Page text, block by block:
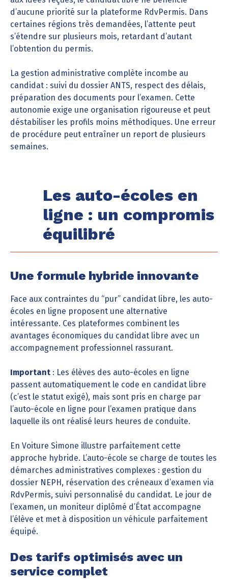
d’aucune priorité sur la plateforme RdvPermis. Dans
certaines régions très demandées, l’attente peut
s’étendre sur plusieurs mois, retardant d’autant
l’obtention du permis.
La gestion administrative complète incombe au
candidat : suivi du dossier ANTS, respect des délais,
préparation des documents pour l’examen. Cette
autonomie exige une organisation rigoureuse et peut
déstabiliser les profils moins méthodiques. Une erreur
de procédure peut entraîner un report de plusieurs
semaines.
Les auto-écoles en
ligne : un compromis
équilibré
Une formule hybride innovante
Face aux contraintes du “pur” candidat libre, les auto-
écoles en ligne proposent une alternative
intéressante. Ces plateformes combinent les
avantages économiques du candidat libre avec un
accompagnement professionnel rassurant.
Important : Les élèves des auto-écoles en ligne
passent automatiquement le code en candidat libre
(c’est le statut exigé), mais sont pris en charge par
l’auto-école en ligne pour l’examen pratique dans
laquelle ils ont réalisé leurs heures de conduite.
En Voiture Simone illustre parfaitement cette
approche hybride. L’auto-école se charge de toutes les
démarches administratives complexes : gestion du
dossier NEPH, réservation des créneaux d’examen via
RdvPermis, suivi personnalisé du candidat. Le jour de
l’examen, un moniteur diplômé d’État accompagne
l’élève et met à disposition un véhicule parfaitement
équipé.
Des tarifs optimisés avec un
service complet